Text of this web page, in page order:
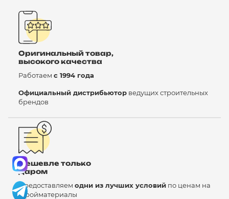
Оригинальный товар,
высокого качества
Работаем с 1994 года
Официальный дистрибьютор ведущих строительных
брендов
Дешевле только
даром
Предоставляем одни из лучших условий по ценам на
стройматериалы